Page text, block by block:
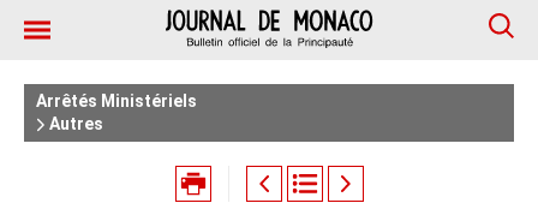
Arrêtés Ministériels
Autres